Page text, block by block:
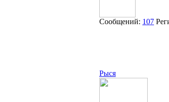
Сообщений: 107
Рыся